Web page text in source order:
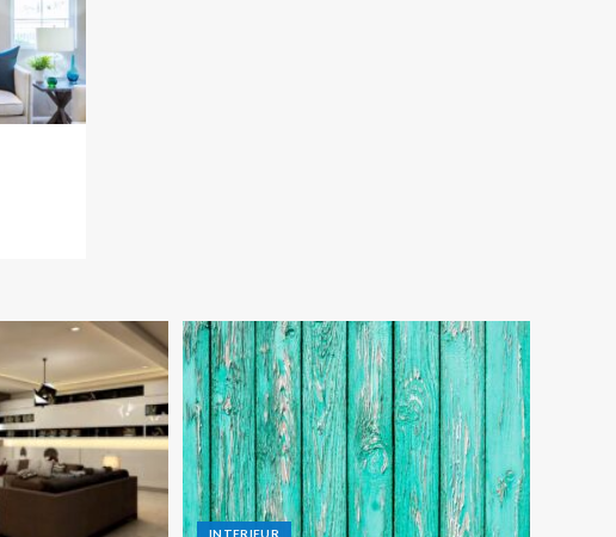
INTERIEUR